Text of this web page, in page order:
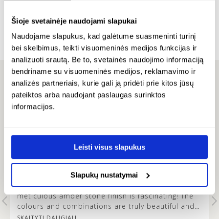
Šioje svetainėje naudojami slapukai
Naudojame slapukus, kad galėtume suasmeninti turinį
bei skelbimus, teikti visuomeninės medijos funkcijas ir
analizuoti srautą. Be to, svetainės naudojimo informaciją
bendriname su visuomeninės medijos, reklamavimo ir
analizės partneriais, kurie gali ją pridėti prie kitos jūsų
pateiktos arba naudojant paslaugas surinktos
informacijos.
Leisti visus slapukus
Slapukų nustatymai
Daugiau informacijos apie pristatymo sąlygas rasite
€74.00
24K paauksuotas sidabras
€144.00
ATSILIEPIMAI
High product and service quality
I admire modesty and elegance of MONDRI
products. Interesting, unconventional, and
meticulous amber stone finish is fascinating! The
colours and combinations are truly beautiful and
it’s lovely to see how the metal design does not